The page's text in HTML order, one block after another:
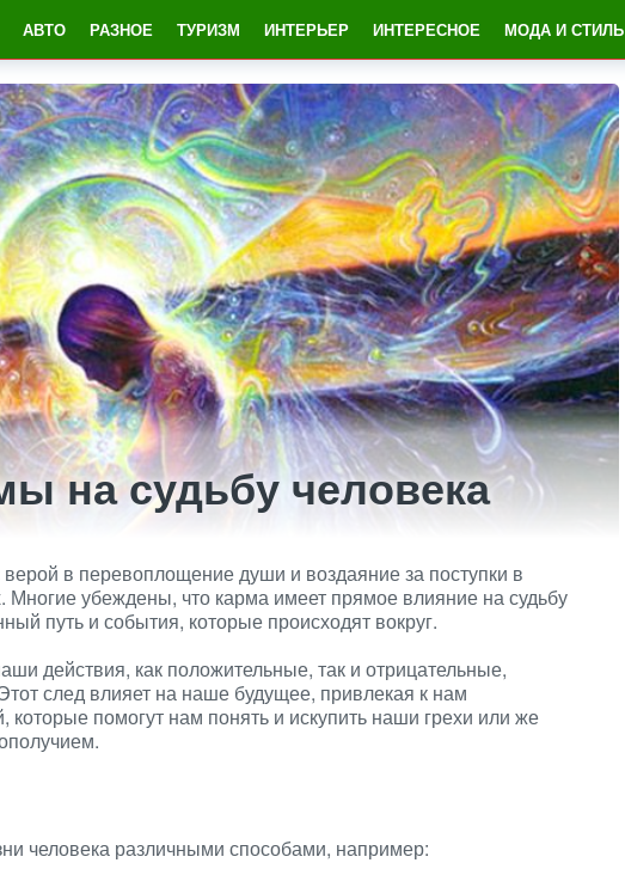
АВТО РАЗНОЕ ТУРИЗМ ИНТЕРЬЕР ИНТЕРЕСНОЕ МОДА И СТИЛЬ
на судьбу человека
в перевоплощение души и воздаяние за поступки в
убеждены, что карма имеет прямое влияние на судьбу
путь и события, которые происходят вокруг.
действия, как положительные, так и отрицательные,
след влияет на наше будущее, привлекая к нам
помогут нам понять и искупить наши грехи или же
человека различными способами, например: